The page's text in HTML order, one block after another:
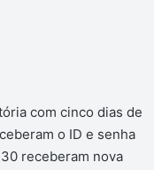
com cinco dias de
o ID e senha
receberam nova